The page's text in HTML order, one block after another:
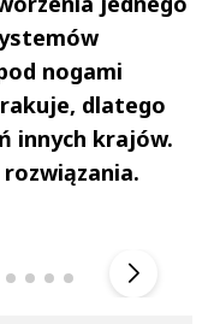
nogami
dlatego
innych krajów.